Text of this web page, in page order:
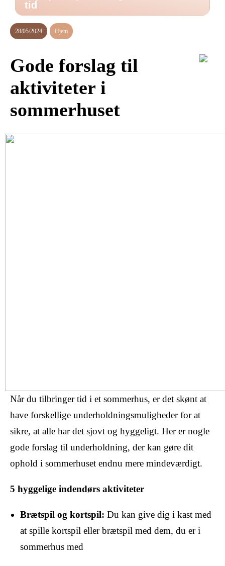
tid
28/05/2024 Hjem
Gode forslag til
aktiviteter i
sommerhuset
Når du tilbringer tid i et sommerhus, er det skønt at
have forskellige underholdningsmuligheder for at
sikre, at alle har det sjovt og hyggeligt. Her er nogle
gode forslag til underholdning, der kan gøre dit
ophold i sommerhuset endnu mere mindeværdigt.
5 hyggelige indendørs aktiviteter
Brætspil og kortspil:Du kan give dig i kast med
at spille kortspil eller brætspil med dem, du er i
sommerhus med